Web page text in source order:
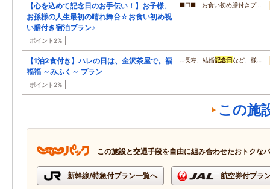
【心を込めて記念日のお手伝い！】お子様、
お孫様の人生最初の晴れ舞台☆お食い初め祝
い膳付き宿泊プラン♪
ポイント2%
■□■ お食い初め膳付きプ…
【1泊2食付き】ハレの日は、金沢茶屋で。福
福福 ～みふく～ プラン
ポイント2%
…長寿、結婚記念日など、様…
この施
この施設と交通手段を自由に組み合わせたおトクな
新幹線/特急付プラン一覧へ 航空券付プラ